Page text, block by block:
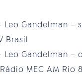
Leo Gandelman –
Brasil
Leo Gandelman –
MEC AM Rio